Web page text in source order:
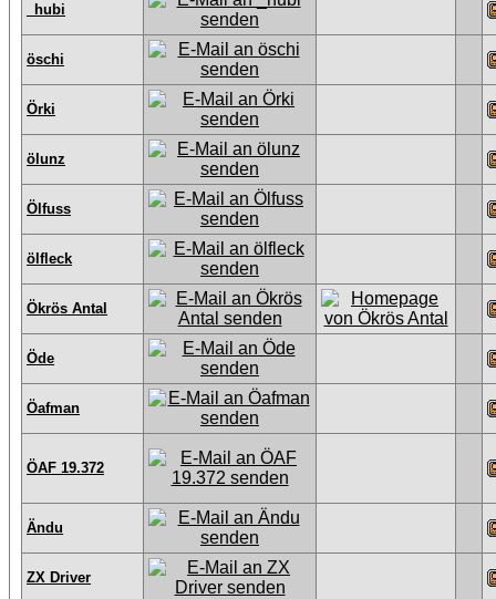
_hubi
öschi
Örki
ölunz
Ölfuss
ölfleck
Ökrös Antal
Öde
Öafman
ÖAF 19.372
Ändu
ZX Driver